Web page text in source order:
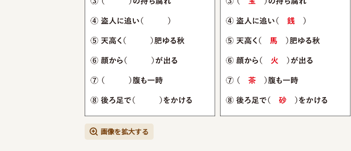
画像を拡大する